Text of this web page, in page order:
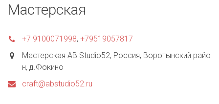
Мастерская
+7 9100071998, +79519057817
Мастерская AB Studio52, Россия, Воротынский райо
н, д.Фокино
craft@abstudio52.ru